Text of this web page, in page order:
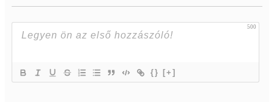
500
{} [+]